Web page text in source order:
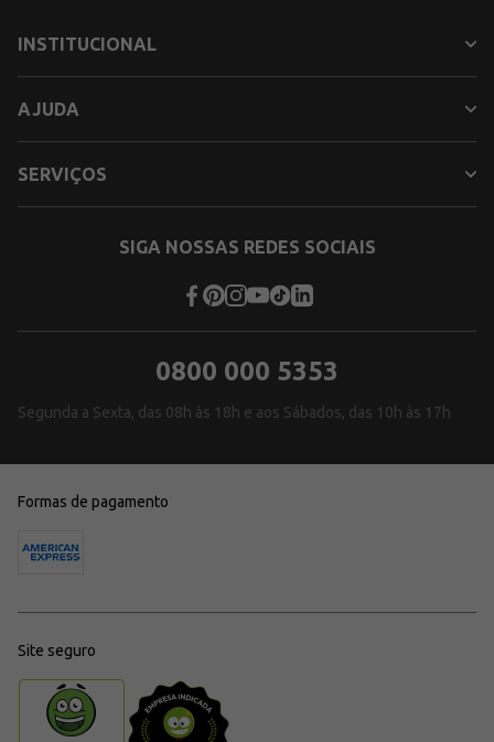
INSTITUCIONAL
AJUDA
SERVIÇOS
SIGA NOSSAS REDES SOCIAIS
0800 000 5353
Segunda a Sexta, das 08h às 18h e aos Sábados, das 10h às 17h
Formas de pagamento
Site seguro